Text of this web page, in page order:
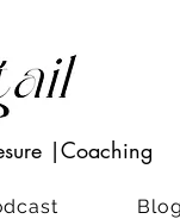
|Coaching
Blog